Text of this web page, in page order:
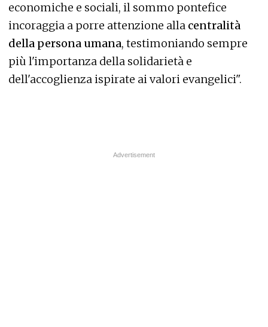
economiche e sociali, il sommo pontefice
incoraggia a porre attenzione alla centralità
della persona umana, testimoniando sempre
più l'importanza della solidarietà e
dell'accoglienza ispirate ai valori evangelici".